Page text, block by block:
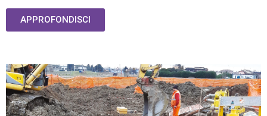
APPROFONDISCI